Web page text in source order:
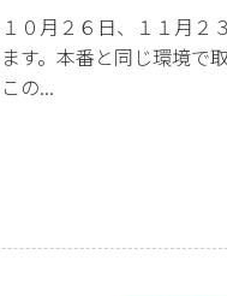
１０月２６日、１１月２
ます。本番と同じ環境で
この...